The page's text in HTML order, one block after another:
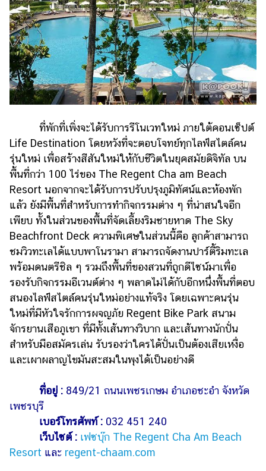
ที่พักที่เพิ่งจะได้รับการรีโนเวทใหม่ ภายใต้คอนเซ็ปต์
Life Destination โดยหวังที่จะตอบโจทย์ทุกไลฟ์สไตล์คน
รุ่นใหม่ เพื่อสร้างสีสันใหม่ให้กับชีวิตในยุคสมัยดิจิทัล บน
พื้นที่กว่า 100 ไร่ของ The Regent Cha am Beach
Resort นอกจากจะได้รับการปรับปรุงภูมิทัศน์และห้องพัก
แล้ว ยังมีพื้นที่สำหรับการทำกิจกรรมต่าง ๆ ที่น่าสนใจอีก
เพียบ ทั้งในส่วนของพื้นที่จัดเลี้ยงริมชายหาด The Sky
Beachfront Deck ความพิเศษในส่วนนี้คือ ลูกค้าสามารถ
ชมวิวทะเลได้แบบพาโนรามา สามารถจัดงานปาร์ตี้ริมทะเล
พร้อมดนตรีชิล ๆ รวมถึงพื้นที่ของสวนที่ถูกดีไซน์มาเพื่อ
รองรับกิจกรรมอีเวนต์ต่าง ๆ พลาดไม่ได้กับอีกหนึ่งพื้นที่ตอบ
สนองไลฟ์สไตล์คนรุ่นใหม่อย่างแท้จริง โดยเฉพาะคนรุ่น
ใหม่ที่มีหัวใจรักการผจญภัย Regent Bike Park สนาม
จักรยานเสือภูเขา ที่มีทั้งเส้นทางวิบาก และเส้นทางนักปั่น
สำหรับมือสมัครเล่น รับรองว่าใครได้ปั่นเป็นต้องเสียเหงื่อ
และเผาผลาญไขมันสะสมในพุงได้เป็นอย่างดี
ที่อยู่ : 849/21 ถนนเพชรเกษม อำเภอชะอำ จังหวัด
เพชรบุรี
เบอร์โทรศัพท์ : 032 451 240
เว็บไซต์ : เฟซบุ๊ก The Regent Cha Am Beach
Resort และ regent-chaam.com